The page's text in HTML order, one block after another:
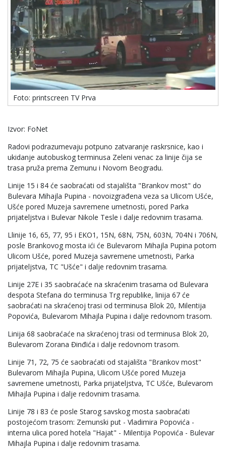
Foto: printscreen TV Prva
Izvor: FoNet
Radovi podrazumevaju potpuno zatvaranje raskrsnice, kao i
ukidanje autobuskog terminusa Zeleni venac za linije čija se
trasa pruža prema Zemunu i Novom Beogradu.
Linije 15 i 84 će saobraćati od stajališta "Brankov most" do
Bulevara Mihajla Pupina - novoizgrađena veza sa Ulicom Ušće,
Ušće pored Muzeja savremene umetnosti, pored Parka
prijateljstva i Bulevar Nikole Tesle i dalje redovnim trasama.
Llinije 16, 65, 77, 95 i EKO1, 15N, 68N, 75N, 603N, 704N i 706N,
posle Brankovog mosta ići će Bulevarom Mihajla Pupina potom
Ulicom Ušće, pored Muzeja savremene umetnosti, Parka
prijateljstva, TC "Ušće" i dalje redovnim trasama.
Linije 27E i 35 saobraćaće na skraćenim trasama od Bulevara
despota Stefana do terminusa Trg republike, linija 67 će
saobraćati na skraćenoj trasi od terminusa Blok 20, Milentija
Popovića, Bulevarom Mihajla Pupina i dalje redovnom trasom.
Linija 68 saobraćaće na skraćenoj trasi od terminusa Blok 20,
Bulevarom Zorana Đinđića i dalje redovnom trasom.
Linije 71, 72, 75 će saobraćati od stajališta "Brankov most"
Bulevarom Mihajla Pupina, Ulicom Ušće pored Muzeja
savremene umetnosti, Parka prijateljstva, TC Ušće, Bulevarom
Mihajla Pupina i dalje redovnim trasama.
Linije 78 i 83 će posle Starog savskog mosta saobraćati
postojećom trasom: Zemunski put - Vladimira Popovića -
interna ulica pored hotela "Hajat" - Milentija Popovića - Bulevar
Mihajla Pupina i dalje redovnim trasama.